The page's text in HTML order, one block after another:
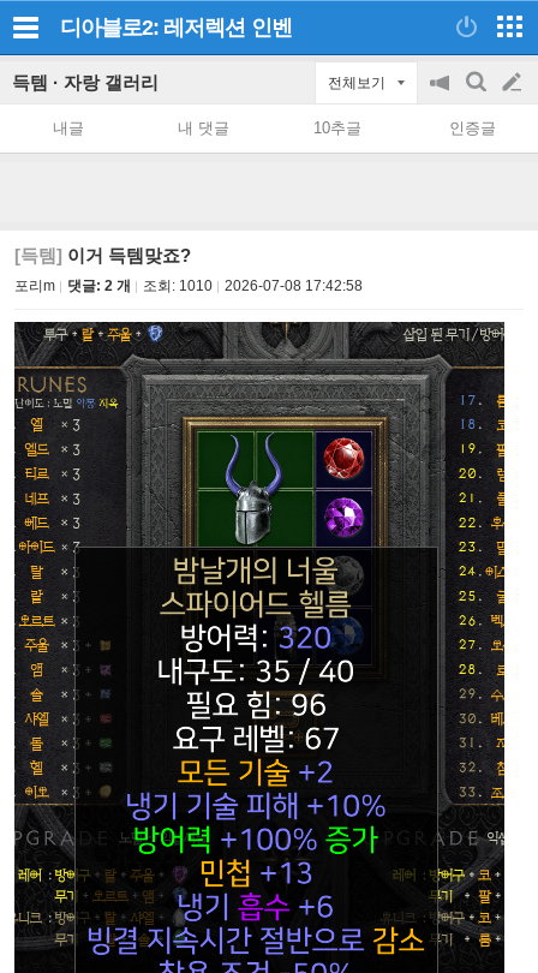
디아블로2: 레저렉션 인벤
득템 · 자랑 갤러리 전체보기
공
on/off
검
색
글
쓰
내글 내 댓글 10추글 인증글
[득템] 이거 득템맞죠?
포리m 댓글: 2 개 조회: 1010 2026-07-08 17:42:58